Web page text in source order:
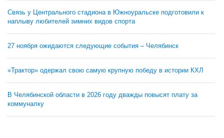
Связь у Центрального стадиона в Южноуральске подготовили к
наплыву любителей зимних видов спорта
27 ноября ожидаются следующие события – Челябинск
«Трактор» одержал свою самую крупную победу в истории КХЛ
В Челябинской области в 2026 году дважды повысят плату за
коммуналку